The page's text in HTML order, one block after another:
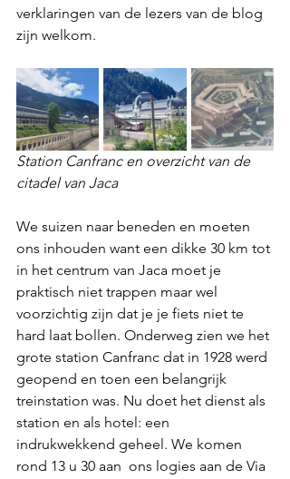
verklaringen van de lezers van de blog
zijn welkom.
Station Canfranc en overzicht van de
citadel van Jaca
We suizen naar beneden en moeten
ons inhouden want een dikke 30 km tot
in het centrum van Jaca moet je
praktisch niet trappen maar wel
voorzichtig zijn dat je je fiets niet te
hard laat bollen. Onderweg zien we het
grote station Canfranc dat in 1928 werd
geopend en toen een belangrijk
treinstation was. Nu doet het dienst als
station en als hotel: een
indrukwekkend geheel. We komen
rond 13 u 30 aan  ons logies aan de Via